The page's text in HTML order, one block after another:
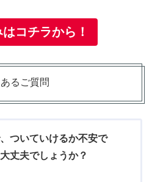
コチラから！
るご質問
ついていけるか不安で
丈夫でしょうか？